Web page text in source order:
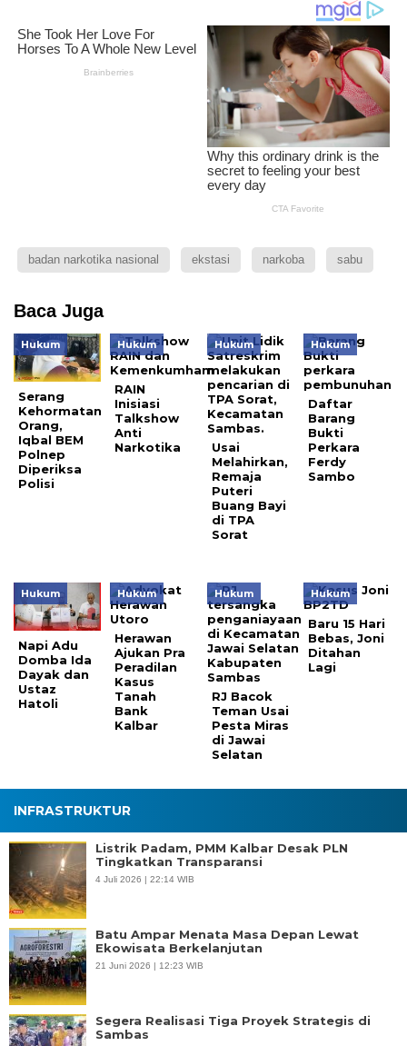
badan narkotika nasional ekstasi narkoba sabu
Baca Juga
Hukum
Serang
Kehormatan
Orang,
Iqbal BEM
Polnep
Diperiksa
Polisi
Hukum
RAIN
Inisiasi
Talkshow
Anti
Narkotika
Hukum
Usai
Melahirkan,
Remaja
Puteri
Buang Bayi
di TPA
Sorat
Hukum
Daftar
Barang
Bukti
Perkara
Ferdy
Sambo
Hukum
Napi Adu
Domba Ida
Dayak dan
Ustaz
Hatoli
Hukum
Herawan
Ajukan Pra
Peradilan
Kasus
Tanah
Bank
Kalbar
Hukum
RJ Bacok
Teman Usai
Pesta Miras
di Jawai
Selatan
Hukum
Baru 15 Hari
Bebas, Joni
Ditahan
Lagi
INFRASTRUKTUR
Listrik Padam, PMM Kalbar Desak PLN
Tingkatkan Transparansi
4 Juli 2026 | 22:14 WIB
Batu Ampar Menata Masa Depan Lewat
Ekowisata Berkelanjutan
21 Juni 2026 | 12:23 WIB
Segera Realisasi Tiga Proyek Strategis di
Sambas